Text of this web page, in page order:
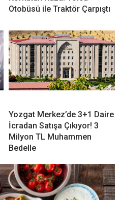
Otobüsü ile Traktör Çarpıştı
Yozgat Merkez’de 3+1 Daire
İcradan Satışa Çıkıyor! 3
Milyon TL Muhammen
Bedelle